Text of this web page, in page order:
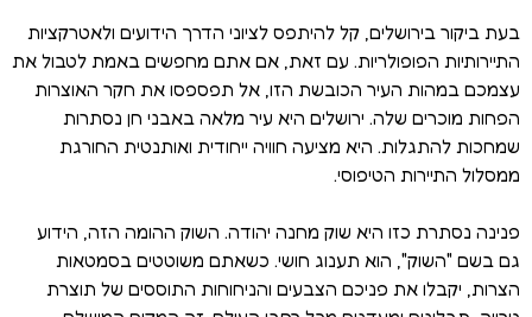
בעת ביקור בירושלים, קל להיתפס לציוני הדרך הידועים ולאטרקציות
התיירותיות הפופולריות. עם זאת, אם אתם מחפשים באמת לטבול את
עצמכם במהות העיר הכובשת הזו, אל תפספסו את חקר האוצרות
הפחות מוכרים שלה. ירושלים היא עיר מלאה באבני חן נסתרות
שמחכות להתגלות. היא מציעה חוויה ייחודית ואותנטית החורגת
ממסלול התיירות הטיפוסי.
פנינה נסתרת כזו היא שוק מחנה יהודה. השוק ההומה הזה, הידוע
גם בשם "השוק", הוא תענוג חושי. כשאתם משוטטים בסמטאות
הצרות, יקבלו את פניכם הצבעים והניחוחות התוססים של תוצרת